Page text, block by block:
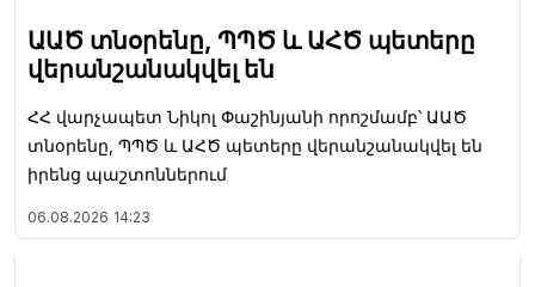
ԱԱԾ տնօրենը, ՊՊԾ և ԱՀԾ պետերը
վերանշանակվել են
ՀՀ վարչապետ Նիկոլ Փաշինյանի որոշմամբ՝ ԱԱԾ
տնօրենը, ՊՊԾ և ԱՀԾ պետերը վերանշանակվել են
իրենց պաշտոններում
06.08.2026 14:23